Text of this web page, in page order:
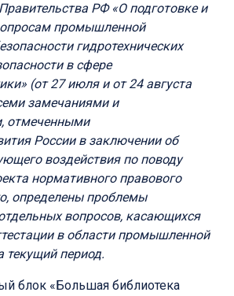
РФ «О подготовке и
промышленной
гидротехнических
в сфере
(от 27 июля и от 24 августа
замечаниями и
отмеченными
России в заключении об
воздействия по поводу
нормативного правового
определены проблемы
вопросов, касающихся
в области промышленной
текущий период.
блок «Большая библиотека